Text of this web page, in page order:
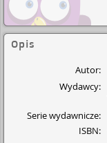
Opis
Autor:
Wydawcy:
Serie wydawnicze:
ISBN: